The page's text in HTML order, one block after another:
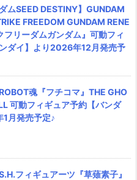
ムSEED DESTINY】GUNDAM
FREEDOM GUNDAM RENE
リーダムガンダム』可動フィ
ダイ】より2026年12月発売予
魂『フチコマ』THE GHO
可動フィギュア予約【バンダ
月発売予定♪
フィギュアーツ『草薙素子』